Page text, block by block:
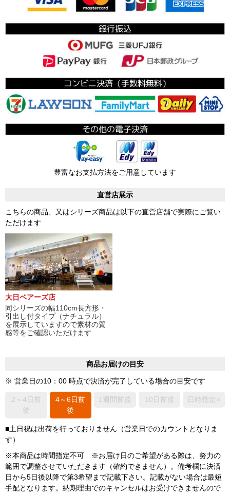
豊富なお支払方法をご用意しています
直営店展示
こちらの商品、又はシリーズ商品は以下の直営店舗で実際にご覧い
ただけます
大日ベアーズ店
同シリーズの幅110cm長方形・
引出し付タイプ（ナチュラル）
を展示していますので素材の質
感等をご確認いただけます
商品お届けの目安
※ 営業日の10：00 時点で決済が完了している場合の目安です
2～4日前
後
4～6日前
後
1週間前後 10日前後 日時指定×
■土日祝は出荷を行っておりません（営業日でのカウントとなりま
す）
※本商品は時間指定不可 ※お届け日のご希望がある際は、努力の
範囲で調整させていただきます（確約できません）。備考欄に決済
日から5日後以降で第3希望まで記載下さい。記載がない場合は最短
手配となります。納期理由でのキャンセルはお受けできませんので